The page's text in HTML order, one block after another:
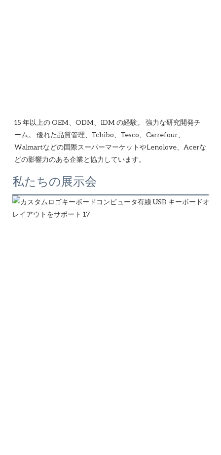
15 年以上の OEM、ODM、IDM の経験。 強力な研究開発チ
ーム。 優れた品質管理、Tchibo、Tesco、Carrefour、
Walmartなどの国際スーパーマーケットやLenolove、Acerな
私たちの展示会